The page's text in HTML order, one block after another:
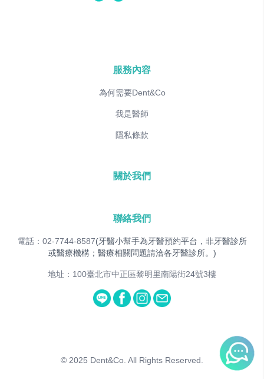
服務內容
為何需要Dent&Co
我是醫師
隱私條款
關於我們
聯絡我們
電話：02-7744-8587(牙醫小幫手為牙醫預約平台，非牙醫診所
或醫療機構；醫療相關問題請洽各牙醫診所。)
地址：100臺北市中正區黎明里南陽街24號3樓
© 2025 Dent&Co. All Rights Reserved.